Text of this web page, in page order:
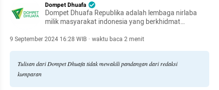
Dompet Dhuafa
Dompet Dhuafa Republika adalah lembaga nirlaba
milik masyarakat indonesia yang berkhidmat
9 September 2024 16:28 WIB · waktu baca 2 menit
Tulisan dari Dompet Dhuafa tidak mewakili pandangan dari redaksi
kumparan